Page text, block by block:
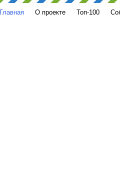
Главная О проекте Топ-100